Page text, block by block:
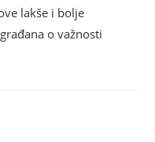
lakše i bolje
o važnosti